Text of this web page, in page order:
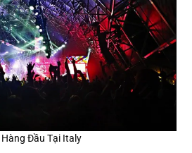
Hàng Đầu Tại Italy